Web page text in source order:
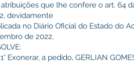
que lhe confere o art. 64
devidamente
no Diário Oficial do Estado do
de 2022,
Exonerar, a pedido, GERLIAN